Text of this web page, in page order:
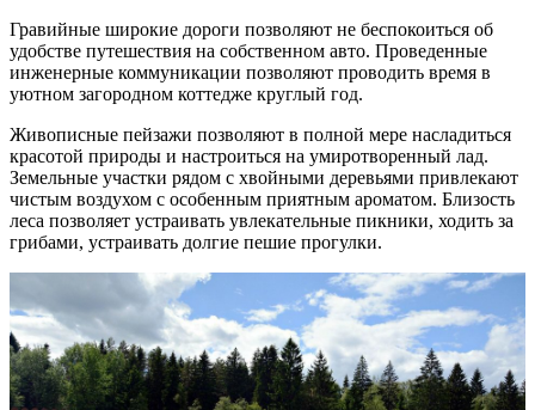
Гравийные широкие дороги позволяют не беспокоиться об
удобстве путешествия на собственном авто. Проведенные
инженерные коммуникации позволяют проводить время в
уютном загородном коттедже круглый год.
Живописные пейзажи позволяют в полной мере насладиться
красотой природы и настроиться на умиротворенный лад.
Земельные участки рядом с хвойными деревьями привлекают
чистым воздухом с особенным приятным ароматом. Близость
леса позволяет устраивать увлекательные пикники, ходить за
грибами, устраивать долгие пешие прогулки.